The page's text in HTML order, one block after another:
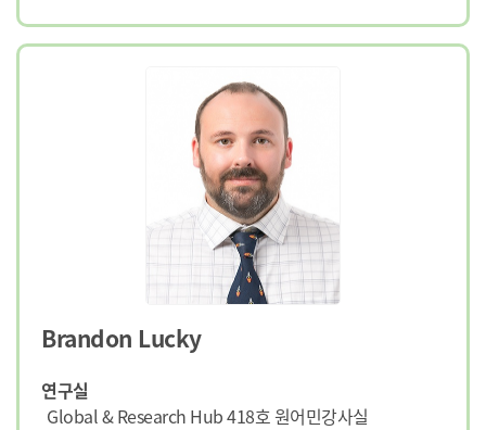
Brandon Lucky
연구실
Global & Research Hub 418호 원어민강사실